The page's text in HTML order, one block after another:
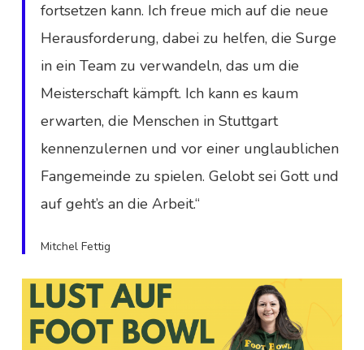
fortsetzen kann. Ich freue mich auf die neue
Herausforderung, dabei zu helfen, die Surge
in ein Team zu verwandeln, das um die
Meisterschaft kämpft. Ich kann es kaum
erwarten, die Menschen in Stuttgart
kennenzulernen und vor einer unglaublichen
Fangemeinde zu spielen. Gelobt sei Gott und
auf geht’s an die Arbeit.“
Mitchel Fettig